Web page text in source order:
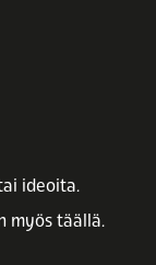
ideoita.
myös täällä.